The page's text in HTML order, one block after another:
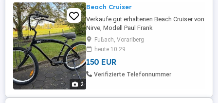
2
Beach Cruiser
Verkaufe gut erhaltenen Beach Cruiser von
Nirve, Modell Paul Frank
Fußach, Vorarlberg
heute 10:29
150 EUR
Verifizierte Telefonnummer